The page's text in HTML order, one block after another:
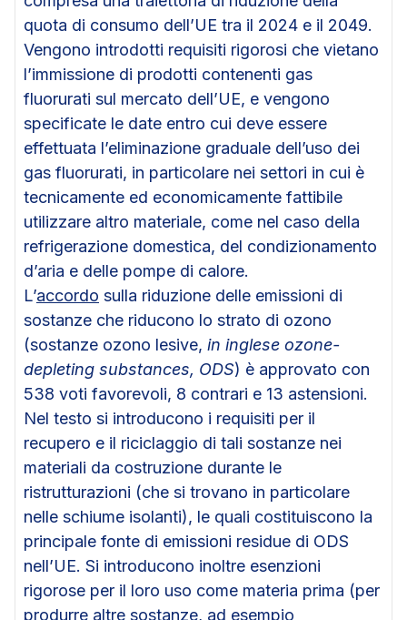
quota di consumo dell’UE tra il 2024 e il 2049.
Vengono introdotti requisiti rigorosi che vietano
l’immissione di prodotti contenenti gas
fluorurati sul mercato dell’UE, e vengono
specificate le date entro cui deve essere
effettuata l’eliminazione graduale dell’uso dei
gas fluorurati, in particolare nei settori in cui è
tecnicamente ed economicamente fattibile
utilizzare altro materiale, come nel caso della
refrigerazione domestica, del condizionamento
d’aria e delle pompe di calore.
L’accordo sulla riduzione delle emissioni di
sostanze che riducono lo strato di ozono
(sostanze ozono lesive, in inglese ozone-
depleting substances, ODS) è approvato con
538 voti favorevoli, 8 contrari e 13 astensioni.
Nel testo si introducono i requisiti per il
recupero e il riciclaggio di tali sostanze nei
materiali da costruzione durante le
ristrutturazioni (che si trovano in particolare
nelle schiume isolanti), le quali costituiscono la
principale fonte di emissioni residue di ODS
nell’UE. Si introducono inoltre esenzioni
rigorose per il loro uso come materia prima (per
produrre altre sostanze, ad esempio